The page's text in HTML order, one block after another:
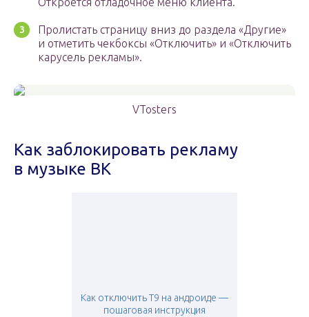
Пролистать страницу вниз до раздела «Другие»
и отметить чекбоксы «Отключить» и «Отключить
карусель рекламы».
VTosters
Как заблокировать рекламу
в музыке ВК
Как отключить Т9 на андроиде —
пошаговая инструкция